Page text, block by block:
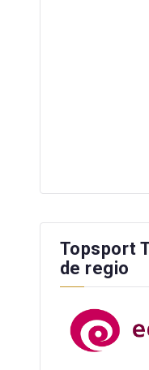
Topsport
de regio